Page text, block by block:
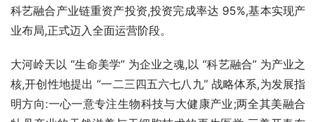
科艺融合产业链重资产投资,投资完成率达 95%,基本实现产
业布局,正式迈入全面运营阶段。
大河岭天以 “生命美学” 为企业之魂,以 “科艺融合” 为产业之
核,开创性地提出 “一二三四五六七八九” 战略体系,为发展指
明方向:一心一意专注生物科技与大健康产业;两全其美融合